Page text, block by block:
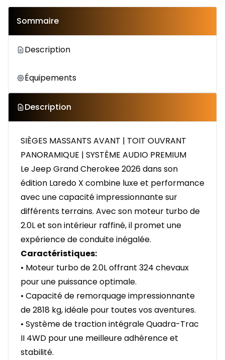
Sommaire
Description
Équipements
Description
SIÈGES MASSANTS AVANT | TOIT OUVRANT
PANORAMIQUE | SYSTÈME AUDIO PREMIUM
Le Jeep Grand Cherokee 2026 dans son
édition Laredo X combine luxe et performance
avec une capacité impressionnante sur
différents terrains. Avec son moteur turbo de
2.0L et son intérieur raffiné, il promet une
expérience de conduite inégalée.
Caractéristiques:
• Moteur turbo de 2.0L offrant 324 chevaux
pour une puissance optimale.
• Capacité de remorquage impressionnante
de 2818 kg, idéale pour toutes vos aventures.
• Système de traction intégrale Quadra-Trac
II 4WD pour une meilleure adhérence et
stabilité.